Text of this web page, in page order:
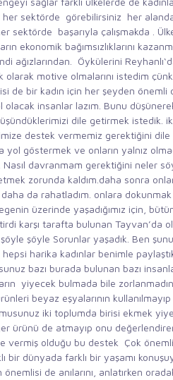
her sektörde görebilirsiniz her
sektörde başarıyla çalışmakda .
ekonomik bağımsızlıklarını
ağızlarından. Öykülerini
olarak motive olmalarını istedim
de bir kadın için her şeyden önemli
insanlar lazım. Bunu
dile getirmek istedik.
destek vermemiz gerektiğini
göstermek ve onların yalnız
davranmam gerektiğini neler
zorunda kaldım.daha sonra
da rahatladım. onlara
üzerinde yaşadığımız için,
karşı tarafta bulunan Tayvan’da
şöyle Sorunlar yaşadık. Ben
harika kadınlar benimle
bazı burada bulunan bazı
yiyecek bulmada bile
beyaz eşyalarının
musunuz iki toplumda birisi ekmek
ürünü de atmayıp onu
vermiş olduğu bu destek Çok
bir dünyada farklı bir yaşamı
de anılarını, anlatırken